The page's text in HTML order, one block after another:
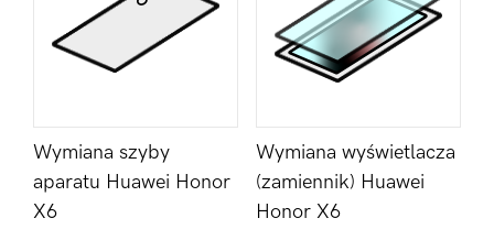
Wymiana szyby
aparatu Huawei Honor
X6
Wymiana wyświetlacza
(zamiennik) Huawei
Honor X6